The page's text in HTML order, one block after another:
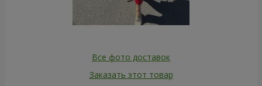
Все фото доставок
Заказать этот товар